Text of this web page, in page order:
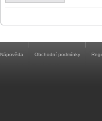
Nápověda Obchodní podmínky